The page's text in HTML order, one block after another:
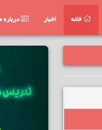
خانه اخبار درباره